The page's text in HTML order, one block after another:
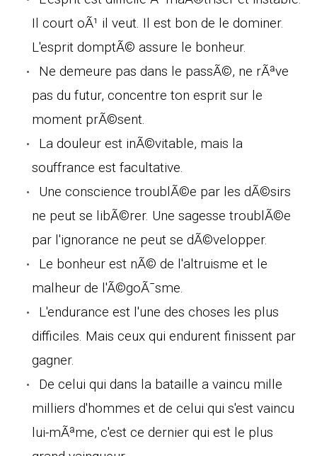
Il court oÃ¹ il veut. Il est bon de le dominer.
L'esprit domptÃ© assure le bonheur.
Ne demeure pas dans le passÃ©, ne rÃªve
pas du futur, concentre ton esprit sur le
moment prÃ©sent.
La douleur est inÃ©vitable, mais la
souffrance est facultative.
Une conscience troublÃ©e par les dÃ©sirs
ne peut se libÃ©rer. Une sagesse troublÃ©e
par l'ignorance ne peut se dÃ©velopper.
Le bonheur est nÃ© de l'altruisme et le
malheur de l'Ã©goÃ¯sme.
L'endurance est l'une des choses les plus
difficiles. Mais ceux qui endurent finissent par
gagner.
De celui qui dans la bataille a vaincu mille
milliers d'hommes et de celui qui s'est vaincu
lui-mÃªme, c'est ce dernier qui est le plus